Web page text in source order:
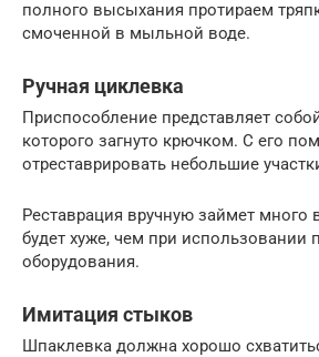
полного высыхания протираем
смоченной в мыльной воде.
Ручная циклевка
Приспособление представляет
которого загнуто крючком. С его
отреставрировать небольшие
Реставрация вручную займет много
будет хуже, чем при использовании
оборудования.
Имитация стыков
Шпаклевка должна хорошо